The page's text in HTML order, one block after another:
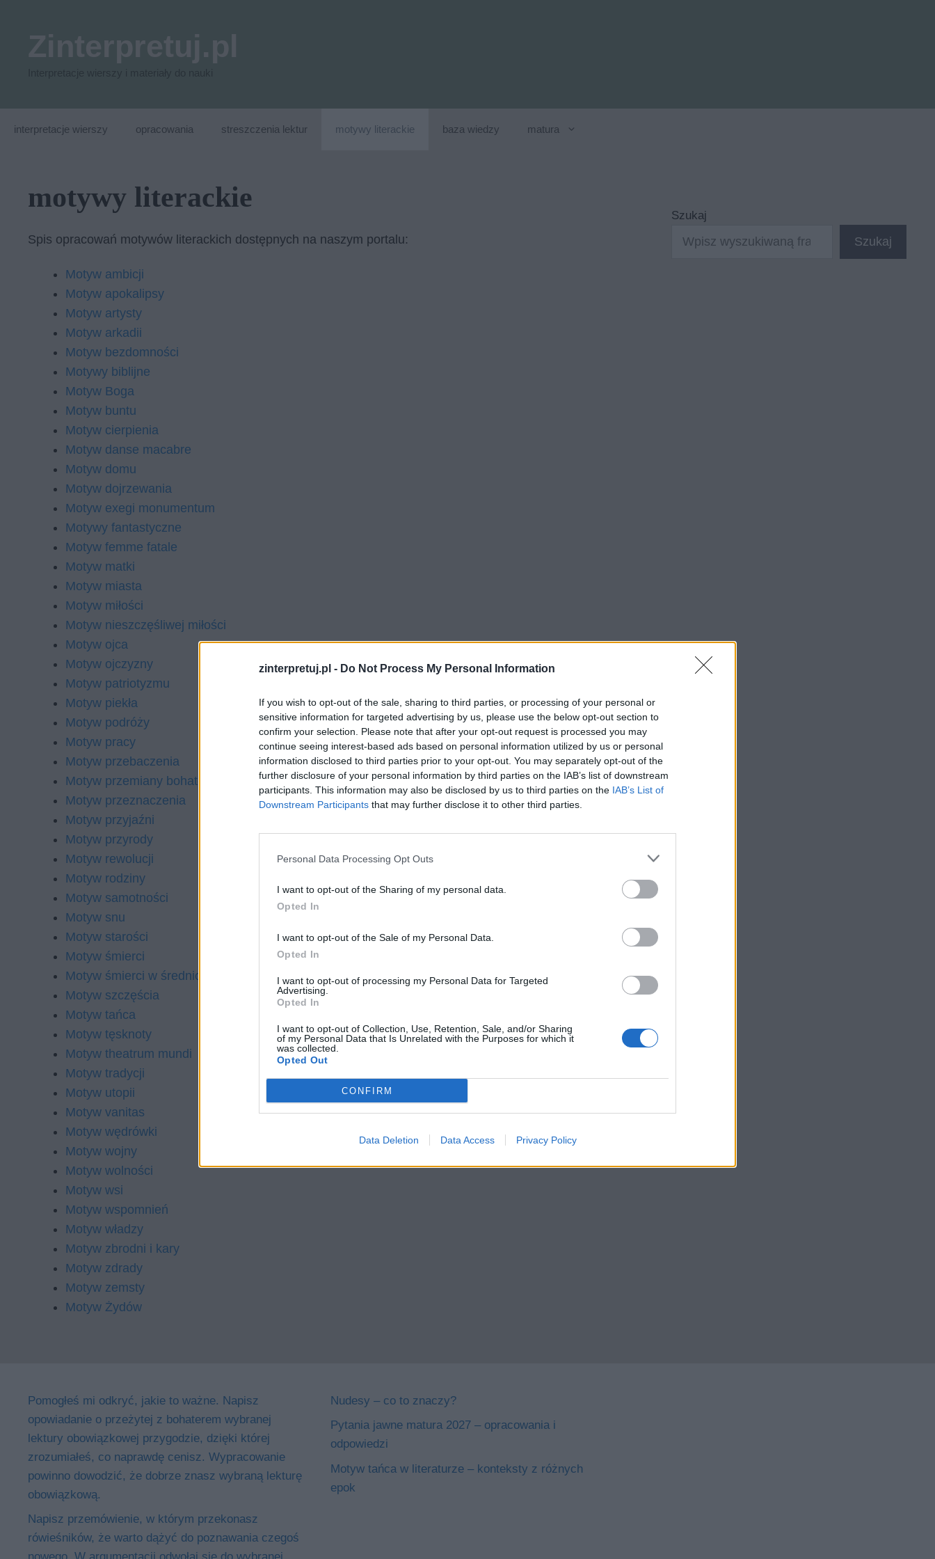
zinterpretuj.pl - Do Not Process My Personal Information
If you wish to opt-out of the sale, sharing to third parties, or processing of your personal or
sensitive information for targeted advertising by us, please use the below opt-out section to
confirm your selection. Please note that after your opt-out request is processed you may
continue seeing interest-based ads based on personal information utilized by us or personal
information disclosed to third parties prior to your opt-out. You may separately opt-out of the
further disclosure of your personal information by third parties on the IAB’s list of downstream
participants. This information may also be disclosed by us to third parties on the IAB’s List of
Downstream Participants that may further disclose it to other third parties.
Personal Data Processing Opt Outs
I want to opt-out of the Sharing of my personal data.
Opted In
I want to opt-out of the Sale of my Personal Data.
Opted In
I want to opt-out of processing my Personal Data for Targeted
Advertising.
Opted In
I want to opt-out of Collection, Use, Retention, Sale, and/or Sharing
of my Personal Data that Is Unrelated with the Purposes for which it
was collected.
Opted Out
CONFIRM
Data Deletion Data Access Privacy Policy
interpretacje wierszy opracowania streszczenia lektur motywy literackie baza wiedzy matura
motywy literackie
Spis opracowań motywów literackich dostępnych na naszym portalu:
Motyw ambicji
Motyw apokalipsy
Motyw artysty
Motyw arkadii
Motyw bezdomności
Motywy biblijne
Motyw Boga
Motyw buntu
Motyw cierpienia
Motyw danse macabre
Motyw domu
Motyw dojrzewania
Motyw exegi monumentum
Motywy fantastyczne
Motyw femme fatale
Motyw matki
Motyw miasta
Motyw miłości
Motyw nieszczęśliwej miłości
Motyw ojca
Motyw ojczyzny
Motyw patriotyzmu
Motyw piekła
Motyw podróży
Motyw pracy
Motyw przebaczenia
Motyw przemiany bohatera literackiego
Motyw przeznaczenia
Motyw przyjaźni
Motyw przyrody
Motyw rewolucji
Motyw rodziny
Motyw samotności
Motyw snu
Motyw starości
Motyw śmierci
Motyw śmierci w średniowieczu
Motyw szczęścia
Motyw tańca
Motyw tęsknoty
Motyw theatrum mundi
Motyw tradycji
Motyw utopii
Motyw vanitas
Motyw wędrówki
Motyw wojny
Motyw wolności
Motyw wsi
Motyw wspomnień
Motyw władzy
Motyw zbrodni i kary
Motyw zdrady
Motyw zemsty
Motyw Żydów
Szukaj
Szukaj
Pomogłeś mi odkryć, jakie to ważne. Napisz
opowiadanie o przeżytej z bohaterem wybranej
lektury obowiązkowej przygodzie, dzięki której
zrozumiałeś, co naprawdę cenisz. Wypracowanie
powinno dowodzić, że dobrze znasz wybraną lekturę
obowiązkową.
Napisz przemówienie, w którym przekonasz
rówieśników, że warto dążyć do poznawania czegoś
Nudesy – co to znaczy?
Pytania jawne matura 2027 – opracowania i
odpowiedzi
Motyw tańca w literaturze – konteksty z różnych
epok